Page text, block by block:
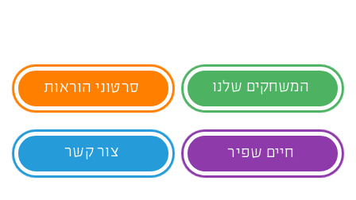
המשחקים שלנו
חיים שפיר
סרטוני הוראות
צור קשר